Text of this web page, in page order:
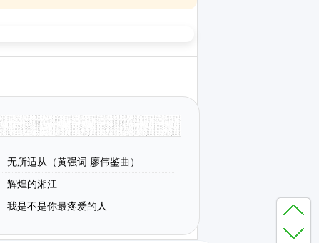
无所适从（黄强词 廖伟鉴曲）
辉煌的湘江
我是不是你最疼爱的人